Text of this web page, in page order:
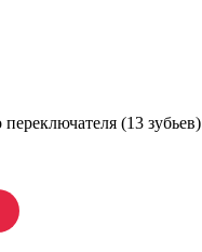
(13 зубьев)